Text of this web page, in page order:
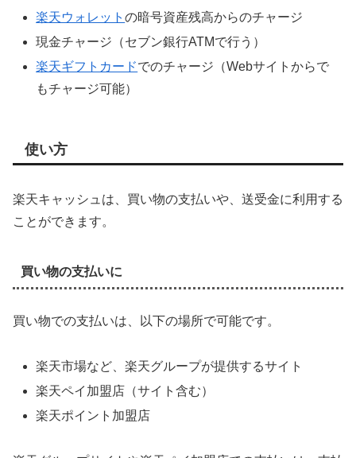
楽天ウォレットの暗号資産残高からのチャージ
現金チャージ（セブン銀行ATMで行う）
楽天ギフトカードでのチャージ（Webサイトからで
もチャージ可能）
使い方
楽天キャッシュは、買い物の支払いや、送受金に利用する
ことができます。
買い物の支払いに
買い物での支払いは、以下の場所で可能です。
楽天市場など、楽天グループが提供するサイト
楽天ペイ加盟店（サイト含む）
楽天ポイント加盟店